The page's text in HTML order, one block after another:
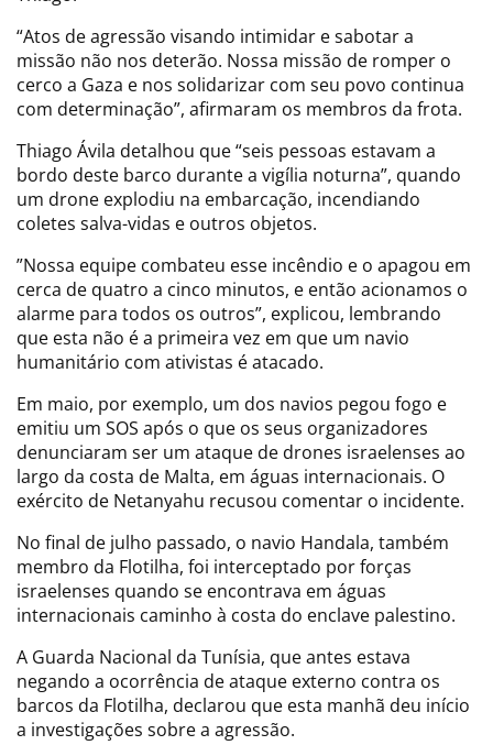
“Atos de agressão visando intimidar e sabotar a
missão não nos deterão. Nossa missão de romper o
cerco a Gaza e nos solidarizar com seu povo continua
com determinação”, afirmaram os membros da frota.
Thiago Ávila detalhou que “seis pessoas estavam a
bordo deste barco durante a vigília noturna”, quando
um drone explodiu na embarcação, incendiando
coletes salva-vidas e outros objetos.
”Nossa equipe combateu esse incêndio e o apagou em
cerca de quatro a cinco minutos, e então acionamos o
alarme para todos os outros”, explicou, lembrando
que esta não é a primeira vez em que um navio
humanitário com ativistas é atacado.
Em maio, por exemplo, um dos navios pegou fogo e
emitiu um SOS após o que os seus organizadores
denunciaram ser um ataque de drones israelenses ao
largo da costa de Malta, em águas internacionais. O
exército de Netanyahu recusou comentar o incidente.
No final de julho passado, o navio Handala, também
membro da Flotilha, foi interceptado por forças
israelenses quando se encontrava em águas
internacionais caminho à costa do enclave palestino.
A Guarda Nacional da Tunísia, que antes estava
negando a ocorrência de ataque externo contra os
barcos da Flotilha, declarou que esta manhã deu início
a investigações sobre a agressão.